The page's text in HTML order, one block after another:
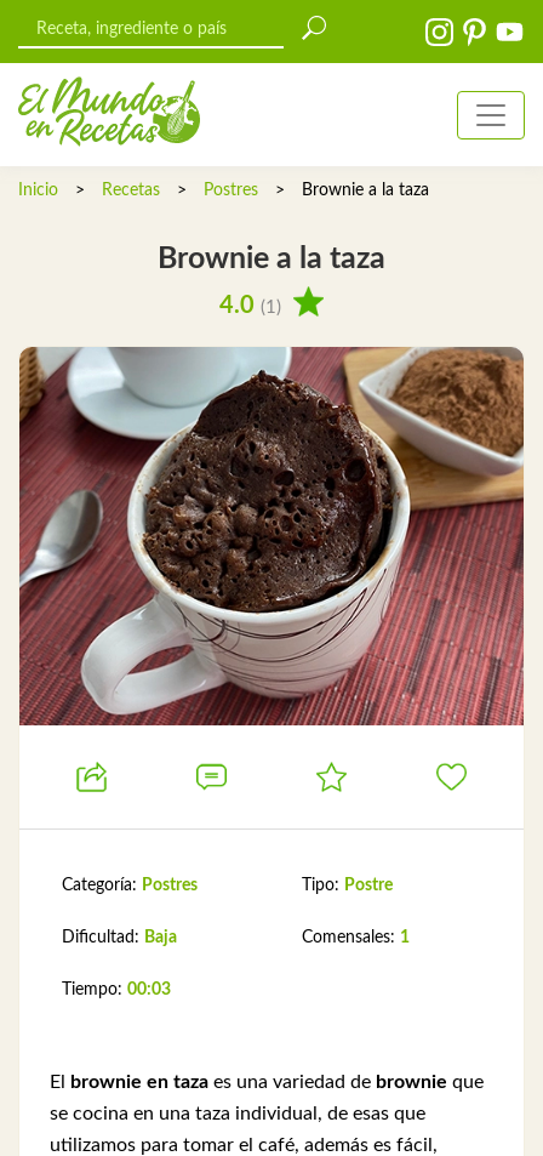
Inicio > Recetas > Postres > Brownie a la taza
Brownie a la taza
4.0 (1)
Categoría: Postres
Dificultad: Baja
Tiempo: 00:03
Tipo: Postre
Comensales: 1
El brownie en taza es una variedad de brownie que
se cocina en una taza individual, de esas que
utilizamos para tomar el café, además es fácil,